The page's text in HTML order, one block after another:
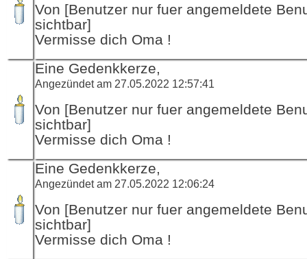
Von [Benutzer nur fuer angemeldete
sichtbar]
Vermisse dich Oma !
Eine Gedenkkerze,
Angezündet am 27.05.2022 12:57:41
Von [Benutzer nur fuer angemeldete
sichtbar]
Vermisse dich Oma !
Eine Gedenkkerze,
Angezündet am 27.05.2022 12:06:24
Von [Benutzer nur fuer angemeldete
sichtbar]
Vermisse dich Oma !